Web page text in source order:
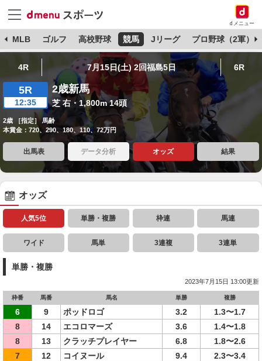
dメニュー
MLB ゴルフ 高校野球 競馬 Jリーグ プロ野球（2軍）
4R 7月15日(土) 2回福島5日 6R
5R
12:35
2歳新馬
芝 右・1,800m 14頭
2歳 ［指定］ 馬齢
本賞金：720、290、180、110、72万円
出馬表 データ分析 オッズ 結果
オッズ
人気5位 単勝・複勝 枠連 馬連
ワイド 馬単 3連複 3連単
単勝・複勝
2023年7月15日 13:00更新
枠番 馬番 馬名 単勝 複勝
6 9 ポッドロゴ 3.2
1.3〜1.7
8
14 エコロマーズ 3.6
1.4〜1.8
8
13 クラッチプレイヤー 6.8
1.8〜2.6
7
12 コイヌール 9.4
2.3〜3.4